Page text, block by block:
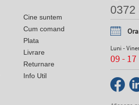
Cine suntem
Cum comand
Plata
Livrare
Returnare
Info Util
0372
Luni -
09 - 17